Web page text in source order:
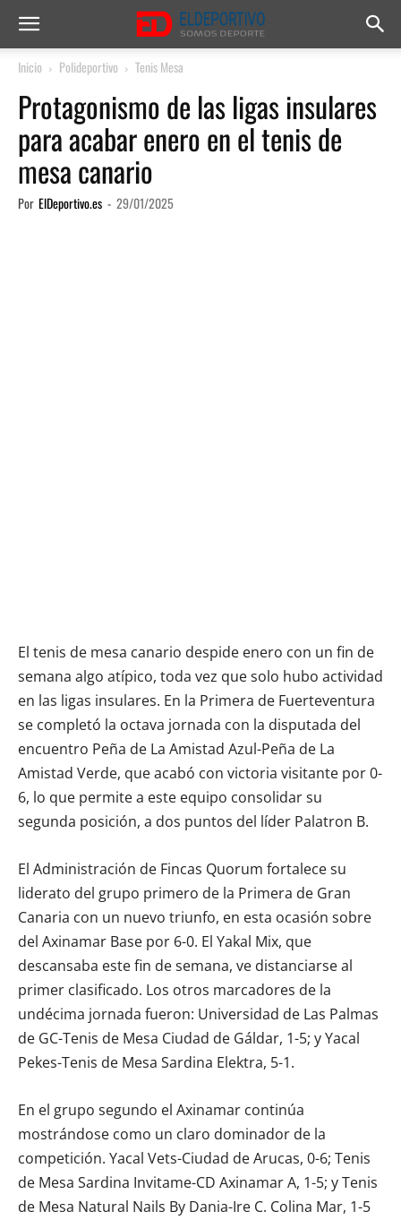
Inicio Polideportivo Tenis Mesa
Protagonismo de las ligas insulares
para acabar enero en el tenis de
mesa canario
Por ElDeportivo.es - 29/01/2025
El tenis de mesa canario despide enero con un fin de
semana algo atípico, toda vez que solo hubo actividad
en las ligas insulares. En la Primera de Fuerteventura
se completó la octava jornada con la disputada del
encuentro Peña de La Amistad Azul-Peña de La
Amistad Verde, que acabó con victoria visitante por 0-
6, lo que permite a este equipo consolidar su
segunda posición, a dos puntos del líder Palatron B.
El Administración de Fincas Quorum fortalece su
liderato del grupo primero de la Primera de Gran
Canaria con un nuevo triunfo, en esta ocasión sobre
del Axinamar Base por 6-0. El Yakal Mix, que
descansaba este fin de semana, ve distanciarse al
primer clasificado. Los otros marcadores de la
undécima jornada fueron: Universidad de Las Palmas
de GC-Tenis de Mesa Ciudad de Gáldar, 1-5; y Yacal
Pekes-Tenis de Mesa Sardina Elektra, 5-1.
En el grupo segundo el Axinamar continúa
mostrándose como un claro dominador de la
competición. Yacal Vets-Ciudad de Arucas, 0-6; Tenis
de Mesa Sardina Invitame-CD Axinamar A, 1-5; y Tenis
de Mesa Natural Nails By Dania-Ire C. Colina Mar, 1-5